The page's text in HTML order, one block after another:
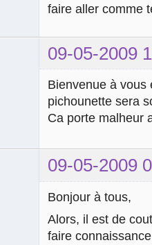
faire aller comme
09-05-2009
Bienvenue à vous
pichounette sera
Ca porte malheur
09-05-2009
Bonjour à tous,
Alors, il est de
faire